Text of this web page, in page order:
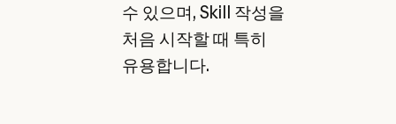
수 있으며, Skill 작성을
처음 시작할 때 특히
유용합니다.